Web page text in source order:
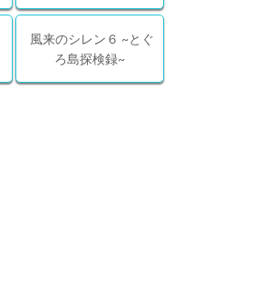
風来のシレン６ ~とぐ
ろ島探検録~